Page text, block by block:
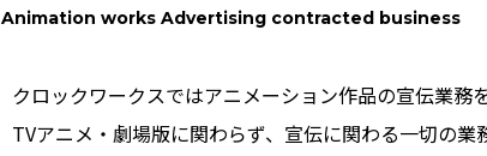
Animation works Advertising contracted business
クロックワークスではアニメーション作品の宣伝業務
TVアニメ・劇場版に関わらず、宣伝に関わる一切の